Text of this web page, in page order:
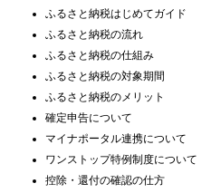
ふるさと納税はじめてガイド
ふるさと納税の流れ
ふるさと納税の仕組み
ふるさと納税の対象期間
ふるさと納税のメリット
確定申告について
マイナポータル連携について
ワンストップ特例制度について
控除・還付の確認の仕方